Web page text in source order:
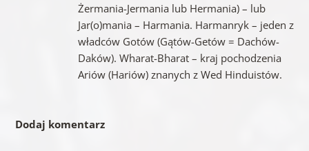
Żermania-Jermania lub Hermania) – lub
Jar(o)mania – Harmania. Harmanryk – jeden z
władców Gotów (Gątów-Getów = Dachów-
Daków). Wharat-Bharat – kraj pochodzenia
Ariów (Hariów) znanych z Wed Hinduistów.
Dodaj komentarz